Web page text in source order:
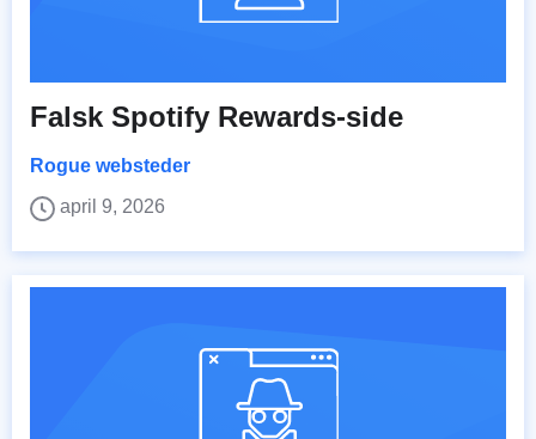
Falsk Spotify Rewards-side
Rogue websteder
april 9, 2026